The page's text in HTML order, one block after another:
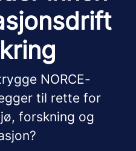
NORCE-
til rette for
forskning og